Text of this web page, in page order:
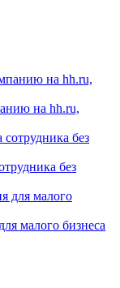
на hh.ru,
без
малого бизнеса